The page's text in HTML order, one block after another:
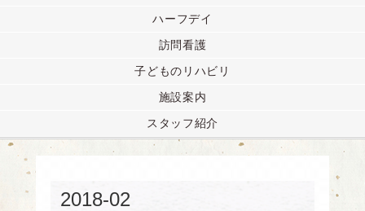
ハーフデイ
訪問看護
子どものリハビリ
施設案内
スタッフ紹介
2018-02